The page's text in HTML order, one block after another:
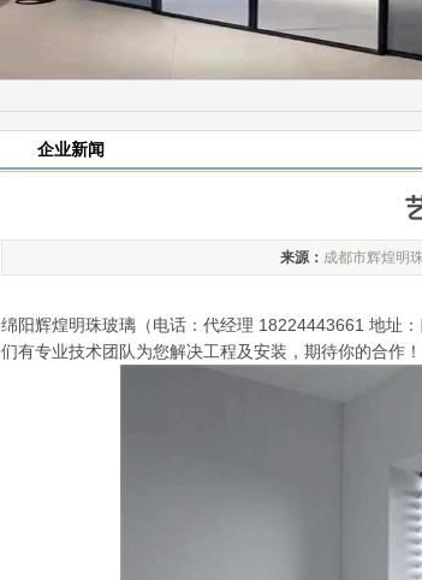
企业新闻
来源： 成都市辉煌明
绵阳辉煌明珠玻璃（电话：代经理 18224443661 地址
们有专业技术团队为您解决工程及安装，期待你的合作！